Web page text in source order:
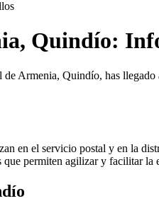
Quindío:
Armenia, Quindío, has
en el servicio postal y en la
permiten agilizar y facilitar la